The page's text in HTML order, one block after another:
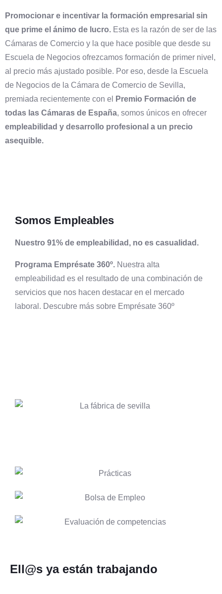
Promocionar e incentivar la formación empresarial sin
que prime el ánimo de lucro. Esta es la razón de ser de las
Cámaras de Comercio y la que hace posible que desde su
Escuela de Negocios ofrezcamos formación de primer nivel,
al precio más ajustado posible. Por eso, desde la Escuela
de Negocios de la Cámara de Comercio de Sevilla,
premiada recientemente con el
Premio Formación de
todas las Cámaras de España, somos únicos en ofrecer
empleabilidad y desarrollo profesional a un precio
asequible.
Somos Empleables
Nuestro 91% de empleabilidad, no es casualidad.
Programa Emprésate 360º. Nuestra alta
empleabilidad es el resultado de una combinación de
servicios que nos hacen destacar en el mercado
laboral. Descubre más sobre Emprésate 360º
Ell@s ya están trabajando